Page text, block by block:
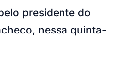
presidente do
nessa quinta-